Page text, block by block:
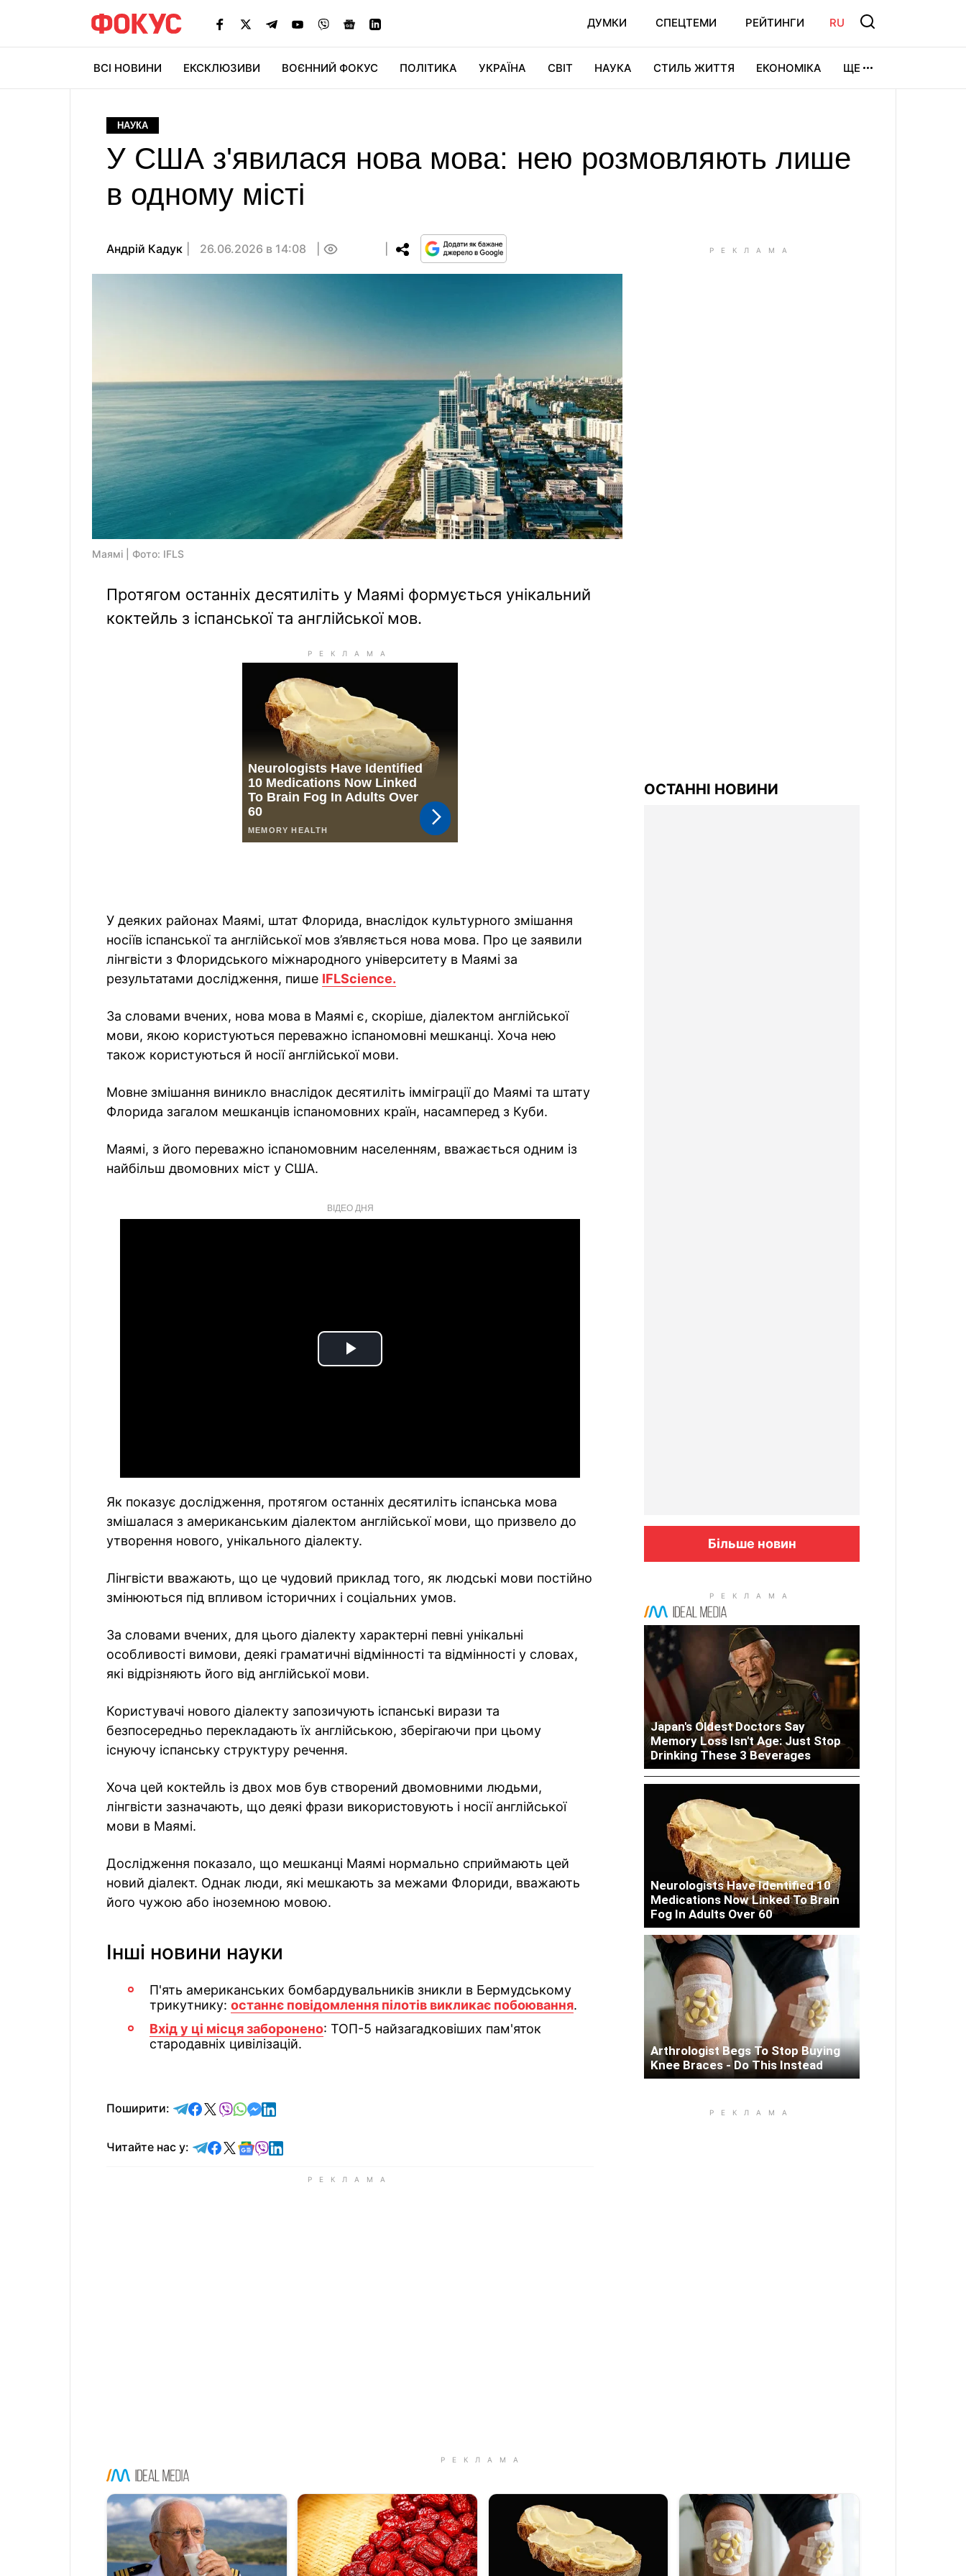
ДУМКИ СПЕЦТЕМИ РЕЙТИНГИ RU
ВСІ НОВИНИ ЕКСКЛЮЗИВИ ВОЄННИЙ ФОКУС ПОЛІТИКА УКРАЇНА СВІТ НАУКА СТИЛЬ ЖИТТЯ ЕКОНОМІКА ЩЕ
НАУКА
У США з'явилася нова мова: нею розмовляють лише
в одному місті
Андрій Кадук 26.06.2026 в 14:08
Маямі | Фото: IFLS
Протягом останніх десятиліть у Маямі формується унікальний
коктейль з іспанської та англійської мов.
У деяких районах Маямі, штат Флорида, внаслідок культурного змішання
носіїв іспанської та англійської мов з’являється нова мова. Про це заявили
лінгвісти з Флоридського міжнародного університету в Маямі за
результатами дослідження, пише IFLScience.
За словами вчених, нова мова в Маямі є, скоріше, діалектом англійської
мови, якою користуються переважно іспаномовні мешканці. Хоча нею
також користуються й носії англійської мови.
Мовне змішання виникло внаслідок десятиліть імміграції до Маямі та штату
Флорида загалом мешканців іспаномовних країн, насамперед з Куби.
Маямі, з його переважно іспаномовним населенням, вважається одним із
найбільш двомовних міст у США.
ВІДЕО ДНЯ
Play
Як показує дослідження, протягом останніх десятиліть іспанська мова
змішалася з американським діалектом англійської мови, що призвело до
утворення нового, унікального діалекту.
Лінгвісти вважають, що це чудовий приклад того, як людські мови постійно
змінюються під впливом історичних і соціальних умов.
За словами вчених, для цього діалекту характерні певні унікальні
особливості вимови, деякі граматичні відмінності та відмінності у словах,
які відрізняють його від англійської мови.
Користувачі нового діалекту запозичують іспанські вирази та
безпосередньо перекладають їх англійською, зберігаючи при цьому
існуючу іспанську структуру речення.
Хоча цей коктейль із двох мов був створений двомовними людьми,
лінгвісти зазначають, що деякі фрази використовують і носії англійської
мови в Маямі.
Дослідження показало, що мешканці Маямі нормально сприймають цей
новий діалект. Однак люди, які мешкають за межами Флориди, вважають
його чужою або іноземною мовою.
Інші новини науки
П'ять американських бомбардувальників зникли в Бермудському
трикутнику: останнє повідомлення пілотів викликає побоювання.
Вхід у ці місця заборонено: ТОП-5 найзагадковіших пам'яток
стародавніх цивілізацій.
Поширити: відправити у Telegram
поділитись у Facebook
поділитись у X
відправити у Viber
відправити у Whatsapp
відправити у Messenger
відправити у LinkedIn
Читайте нас у: Читайте у Telegram
Читайте у Facebook
Читайте у X
Читайте у Google news
Читайте у Viber
Читайте у LinkedIn
ОСТАННІ НОВИНИ
Більше новин
Japan's Oldest Doctors Say
Memory Loss Isn't Age: Just Stop
Drinking These 3 Beverages
Columbus: High Blood Sugar
Patients Are Quietly Using This
Liver Fix
Neurologists Have Identified 10
Medications Now Linked To Brain
Fog In Adults Over 60
Arthrologist Begs To Stop Buying
Knee Braces - Do This Instead